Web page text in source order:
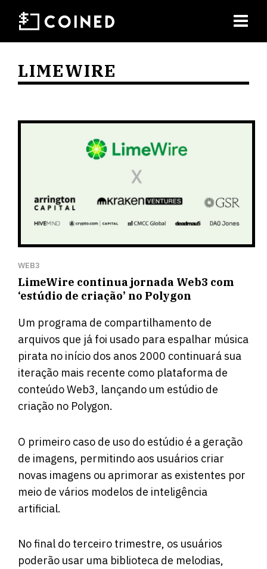
LIMEWIRE
WEB3
LimeWire continua jornada Web3 com
‘estúdio de criação’ no Polygon
Um programa de compartilhamento de
arquivos que já foi usado para espalhar música
pirata no início dos anos 2000 continuará sua
iteração mais recente como plataforma de
conteúdo Web3, lançando um estúdio de
criação no Polygon.
O primeiro caso de uso do estúdio é a geração
de imagens, permitindo aos usuários criar
novas imagens ou aprimorar as existentes por
meio de vários modelos de inteligência
artificial.
No final do terceiro trimestre, os usuários
poderão usar uma biblioteca de melodias,